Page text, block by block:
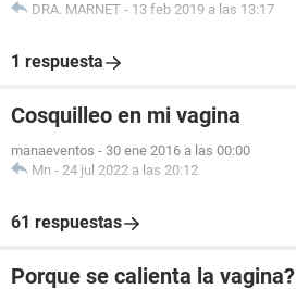
DRA. MARNET - 13 feb 2019 a las 13:17
1 respuesta
Cosquilleo en mi vagina
manaeventos - 30 ene 2016 a las 00:00
Mn - 24 jul 2022 a las 20:12
61 respuestas
Porque se calienta la vagina?